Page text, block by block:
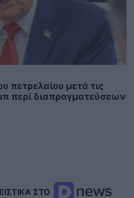
πετρελαίου μετά τις
περί διαπραγματεύσεων
ΣΤΟ